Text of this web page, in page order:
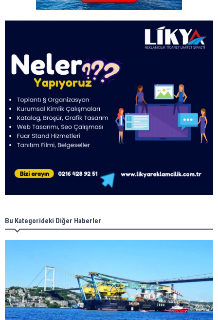
Bu Kategorideki Diğer Haberler